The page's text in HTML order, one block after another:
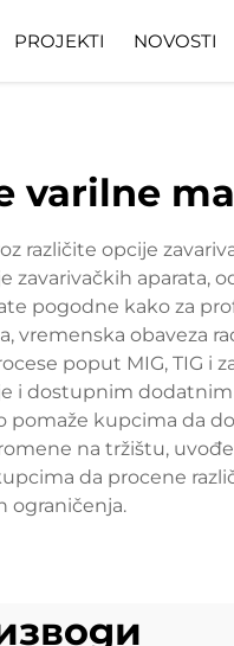
PROJEKTI NOVOSTI
varilne
različite opcije
aparata,
pogodne kako za
obaveza
poput MIG, TIG i
i dostupnim
kupcima da
na tržištu,
da procene
ograničenja.